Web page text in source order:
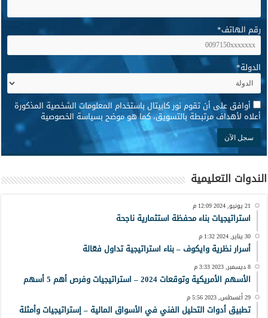
رقم الهاتف*
الدولة*
* أوافق على أن تقوم نور كابيتال باستخدام المعلومات الشخصية المذكورة
أعلاه لأهداف مرتبطة بالتسويق، كما هو موضح بسياسة الخصوصية
الندوات التعليمية
21 يونيو, 2024 12:09 م
استراتيجيات بناء محفظة استثمارية ناجحة
30 يناير, 2024 1:32 م
أسرار نظرية وايكوف – بناء استراتيجية تداول فعّالة
8 ديسمبر, 2023 3:33 م
الأسهم الأمريكية وتوقعات 2024 – استراتيجيات وفرص أهم 5 أسهم
29 أغسطس, 2023 5:56 م
تطبيق أدوات التحليل الفني في الأسواق المالية – إستراتيجيات وأمثلة